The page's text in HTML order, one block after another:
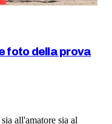
foto della prova
all'amatore sia al